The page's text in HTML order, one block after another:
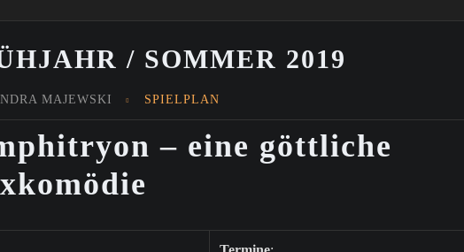
/ SOMMER 2019
MAJEWSKI SPIELPLAN
– eine göttliche